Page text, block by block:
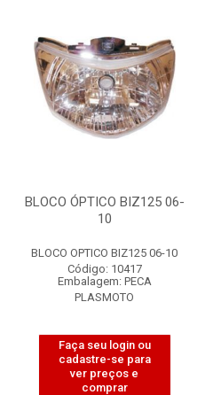
BLOCO ÓPTICO BIZ125 06-
10
BLOCO OPTICO BIZ125 06-10
Código: 10417
Embalagem: PECA
PLASMOTO
Faça seu login ou
cadastre-se para
ver preços e
comprar